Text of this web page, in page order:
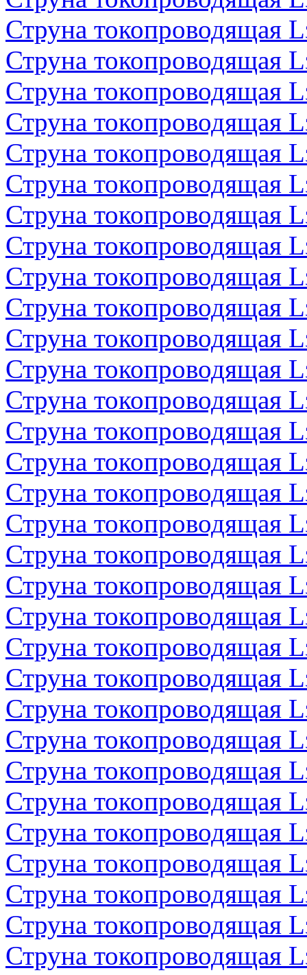
Струна токопроводящая
Струна токопроводящая
Струна токопроводящая
Струна токопроводящая
Струна токопроводящая
Струна токопроводящая
Струна токопроводящая
Струна токопроводящая
Струна токопроводящая
Струна токопроводящая
Струна токопроводящая
Струна токопроводящая
Струна токопроводящая
Струна токопроводящая
Струна токопроводящая
Струна токопроводящая
Струна токопроводящая
Струна токопроводящая
Струна токопроводящая
Струна токопроводящая
Струна токопроводящая
Струна токопроводящая
Струна токопроводящая
Струна токопроводящая
Струна токопроводящая
Струна токопроводящая
Струна токопроводящая
Струна токопроводящая
Струна токопроводящая
Струна токопроводящая
Струна токопроводящая